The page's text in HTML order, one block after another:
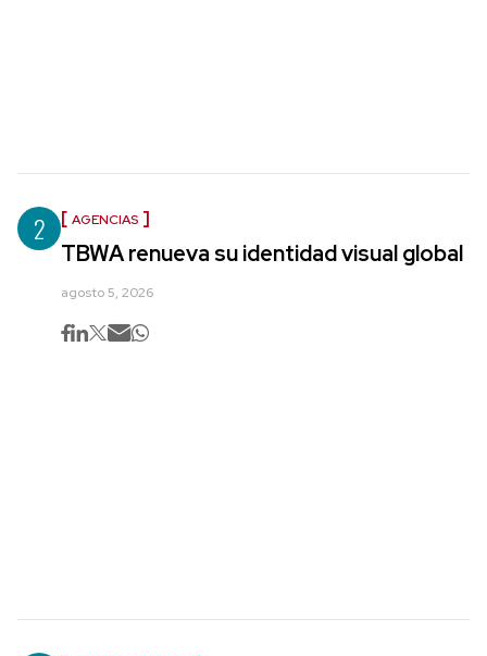
2 AGENCIAS
TBWA renueva su identidad visual global
agosto 5, 2026